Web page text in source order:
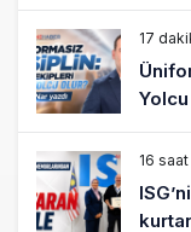
17
16